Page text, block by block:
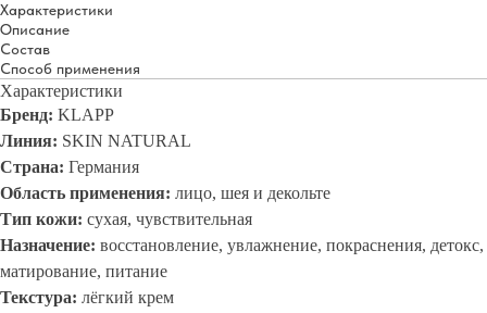
Характеристики
Описание
Состав
Способ применения
Характеристики
Бренд: KLAPP
Линия: SKIN NATURAL
Страна: Германия
Область применения: лицо, шея и декольте
Тип кожи: сухая, чувствительная
Назначение: восстановление, увлажнение, покраснения, детокс,
матирование, питание
Текстура: лёгкий крем